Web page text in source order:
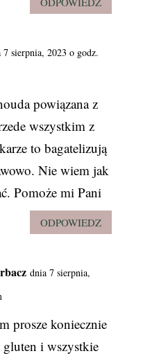
7 sierpnia, 2023 o godz.
powiązana z
wszystkim z
to bagatelizują
Nie wiem jak
Pomoże mi Pani
ODPOWIEDZ
dnia 7 sierpnia,
prosze koniecznie
gluten i wszystkie